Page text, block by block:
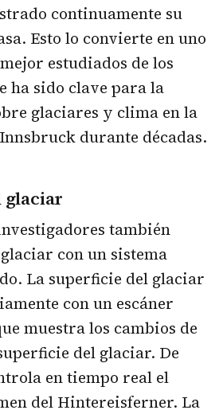
continuamente su
Esto lo convierte en uno
estudiados de los
ha sido clave para la
glaciares y clima en la
durante décadas.
glaciar
también
con un sistema
La superficie del glaciar
con un escáner
muestra los cambios de
del glaciar. De
en tiempo real el
del Hintereisferner. La